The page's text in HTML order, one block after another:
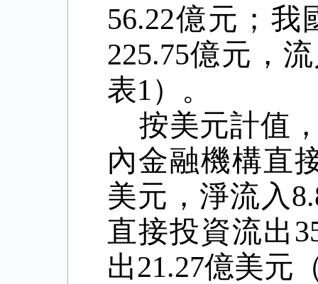
56.22億元；
225.75億元，
表1）。
按美元計值
內金融機構直
美元，淨流入
直接投資流出
出21.27億美元